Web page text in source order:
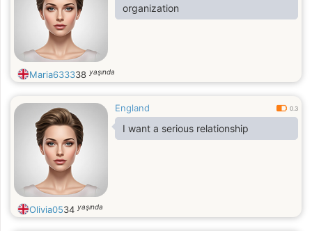
organization
Maria633338 yaşında
England 0.3
I want a serious relationship
Olivia0534 yaşında